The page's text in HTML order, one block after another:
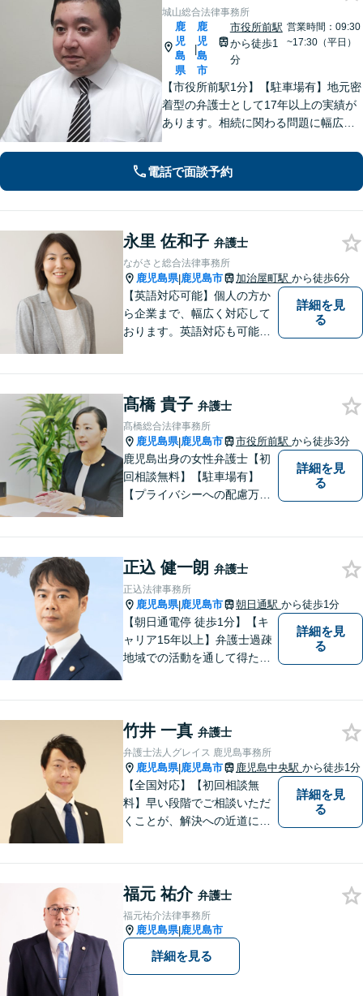
城山総合法律事務所
鹿
児
島
県
|
鹿
児
島
市
市役所前駅
から徒歩1
分
営業時間：09:30
~17:30（平日）
【市役所前駅1分】【駐車場有】地元密
着型の弁護士として17年以上の実績が
あります。相続に関わる問題に幅広く
の督促をストップ。状況を丁寧にヒア
リングした適切な解決策をご提案。
電話で面談予約
永里 佐和子 弁護士
ながさと総合法律事務所
鹿児島県|鹿児島市 加治屋町駅 から徒歩6分
【英語対応可能】個人の方か
ら企業まで、幅広く対応して
おります。英語対応も可能で
詳細を見
る
髙橋 貴子 弁護士
髙橋総合法律事務所
鹿児島県|鹿児島市 市役所前駅 から徒歩3分
鹿児島出身の女性弁護士【初
回相談無料】【駐車場有】
【プライバシーへの配慮万
詳細を見
る
正込 健一朗 弁護士
正込法律事務所
鹿児島県|鹿児島市 朝日通駅 から徒歩1分
【朝日通電停 徒歩1分】【キ
ャリア15年以上】弁護士過疎
地域での活動を通して得た経
適な解決策をご提案します
詳細を見
る
竹井 一真 弁護士
弁護士法人グレイス 鹿児島事務所
鹿児島県|鹿児島市 鹿児島中央駅 から徒歩1分
【全国対応】【初回相談無
料】早い段階でご相談いただ
くことが、解決への近道にな
どんなご相談でも、どうぞお
気軽にお声がけください。
【電話・WEB相談も対応可
能】
詳細を見
る
福元 祐介 弁護士
福元祐介法律事務所
鹿児島県|鹿児島市
詳細を見る